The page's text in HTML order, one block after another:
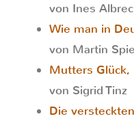
von Ines
Wie man in
von Martin
Mutters
von Sigrid Tinz
Die